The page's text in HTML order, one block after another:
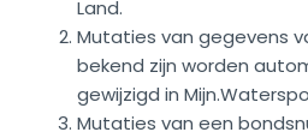
Land.
Mutaties van gegevens
bekend zijn worden
gewijzigd in
Mutaties van een